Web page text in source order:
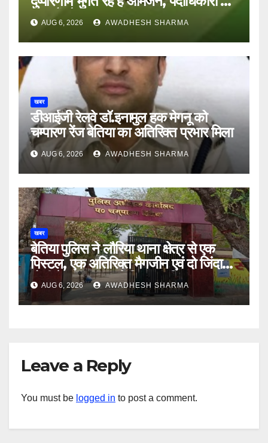
अन्य हैं मौन
AUG 6, 2026 AWADHESH SHARMA
खबर
डीआईजी रेलवे डॉ.इनामुल हक मेगनू को
चम्पारण रेंज बेतिया का अतिरिक्त प्रभार मिला
AUG 6, 2026 AWADHESH SHARMA
खबर
बेतिया पुलिस ने लौरिया थाना क्षेत्र से एक
पिस्टल, एक अतिरिक्त मैगजीन एवं दो जिंदा
गोली के साथ एक को गिरफ्तार दिया
AUG 6, 2026 AWADHESH SHARMA
Leave a Reply
You must be logged in to post a comment.